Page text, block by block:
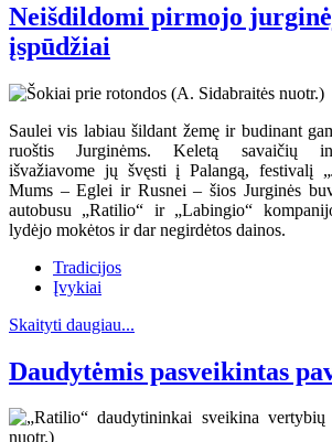
Neišdildomi pirmojo
įspūdžiai
Saulei vis labiau šildant žemę ir budinant
ruoštis Jurginėms. Keletą savaičių
išvažiavome jų švęsti į Palangą, festivalį
Mums – Eglei ir Rusnei – šios Jurginės
autobusu „Ratilio“ ir „Labingio“
lydėjo mokėtos ir dar negirdėtos dainos.
Tradicijos
Įvykiai
Skaityti daugiau...
Daudytėmis pasveikintas